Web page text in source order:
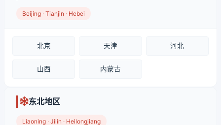
Beijing · Tianjin · Hebei
北京 天津 河北
山西 内蒙古
东北地区
Liaoning · Jilin · Heilongjiang